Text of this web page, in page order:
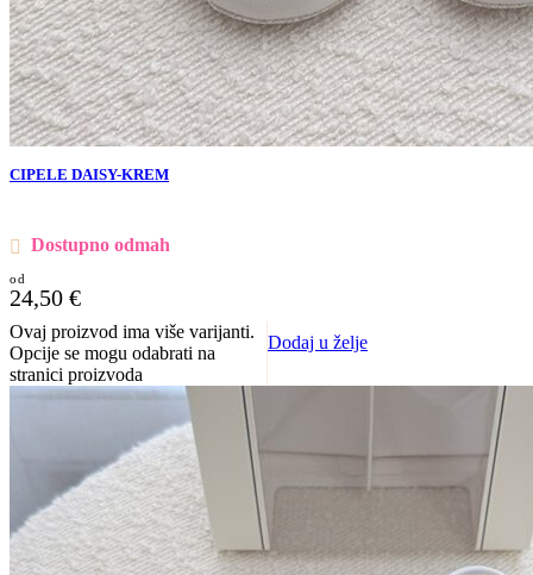
CIPELE DAISY-KREM
Dostupno odmah
24,50 €
Ovaj proizvod ima više varijanti.
Opcije se mogu odabrati na
stranici proizvoda
Dodaj u želje